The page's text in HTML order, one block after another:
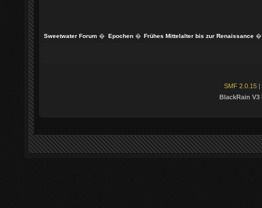
Sweetwater Forum � Epochen� Frühes Mittelalter bis zur Renaissance�
SMF 2.0.15
BlackRain V3